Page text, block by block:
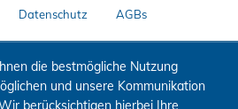
Datenschutz AGBs
die bestmögliche Nutzung
und unsere Kommunikation
berücksichtigen hierbei Ihre